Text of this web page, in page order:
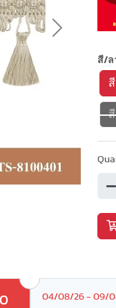
Next
สี/ล
04/08/26 - 09/